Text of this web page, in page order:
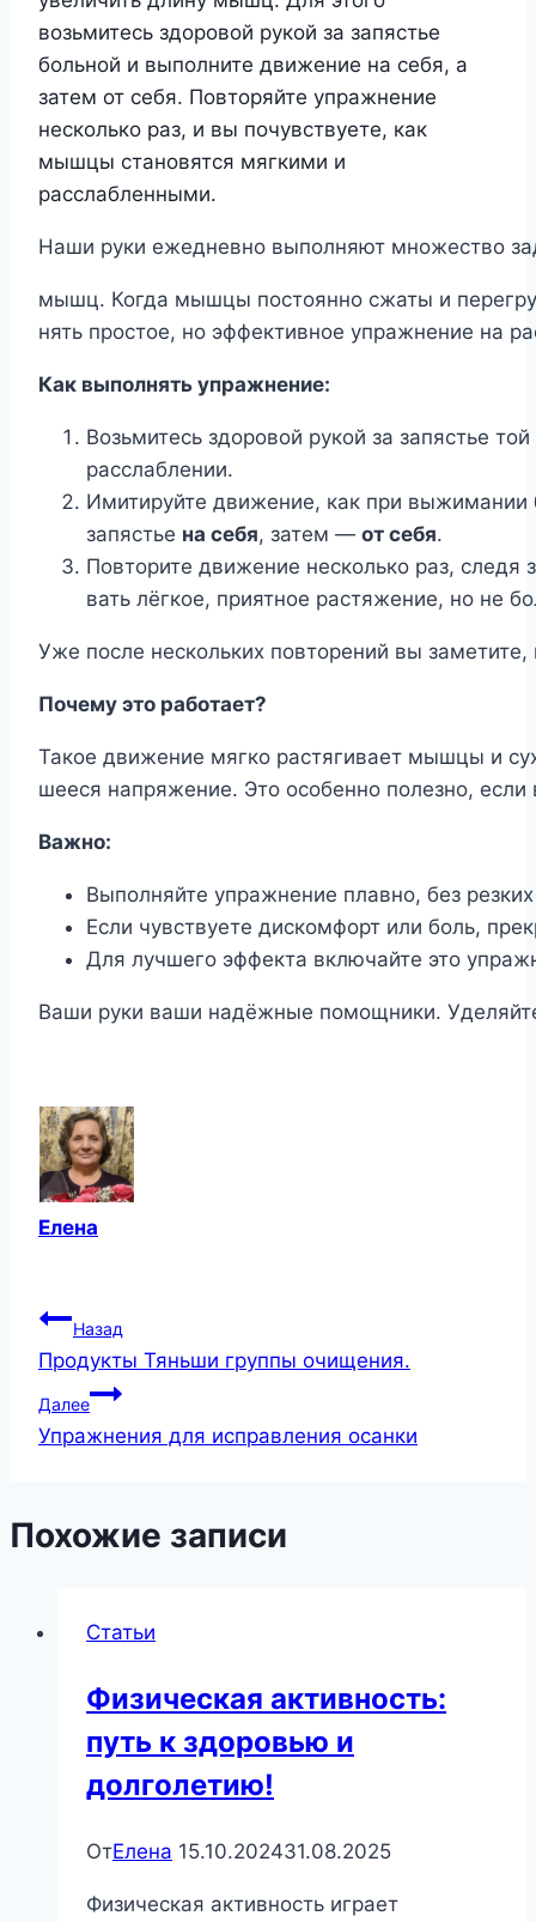
возьмитесь здоровой рукой за запястье
больной и выполните движение на себя, а
затем от себя. Повторяйте упражнение
несколько раз, и вы почувствуете, как
мышцы становятся мягкими и
расслабленными.
Наши руки ежедневно выполняют множество
мышц. Когда мышцы постоянно сжаты и
нять простое, но эффективное упражнение на
Как выполнять упражнение:
Возьмитесь здоровой рукой за запястье
расслаблении.
Имитируйте движение, как при выжимании
запястье на себя, затем — от себя.
Повторите движение несколько раз,
вать лёгкое, приятное растяжение, но не
Уже после нескольких повторений вы
Почему это работает?
Такое движение мягко растягивает мышцы и
шееся напряжение. Это особенно полезно,
Важно:
Выполняйте упражнение плавно, без
Если чувствуете дискомфорт или боль,
Для лучшего эффекта включайте это
Ваши руки ваши надёжные помощники.
Елена
Навигация
по
записям
Назад
Продукты Тяньши группы очищения.
Далее
Упражнения для исправления осанки
Похожие записи
Статьи
Физическая активность:
путь к здоровью и
долголетию!
ОтЕлена 15.10.202431.08.2025
Физическая активность играет